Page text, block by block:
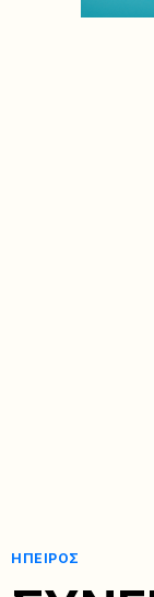
ΉΠΕΙΡΟΣ